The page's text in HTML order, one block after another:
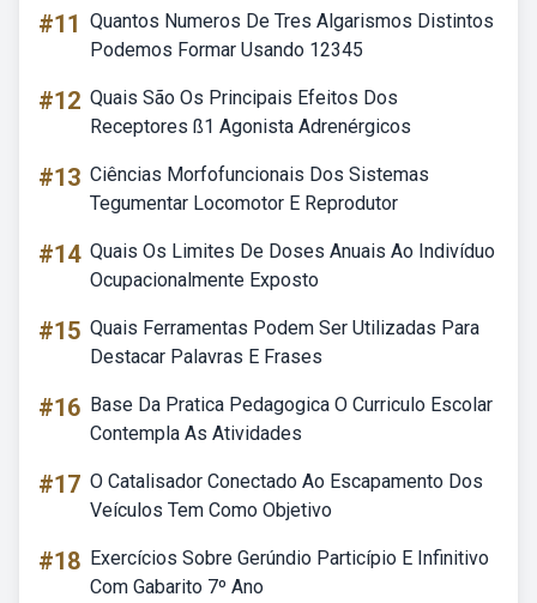
#11 Quantos Numeros De Tres Algarismos Distintos
Podemos Formar Usando 12345
#12 Quais São Os Principais Efeitos Dos
Receptores ß1 Agonista Adrenérgicos
#13 Ciências Morfofuncionais Dos Sistemas
Tegumentar Locomotor E Reprodutor
#14 Quais Os Limites De Doses Anuais Ao Indivíduo
Ocupacionalmente Exposto
#15 Quais Ferramentas Podem Ser Utilizadas Para
Destacar Palavras E Frases
#16 Base Da Pratica Pedagogica O Curriculo Escolar
Contempla As Atividades
#17 O Catalisador Conectado Ao Escapamento Dos
Veículos Tem Como Objetivo
#18 Exercícios Sobre Gerúndio Particípio E Infinitivo
Com Gabarito 7º Ano